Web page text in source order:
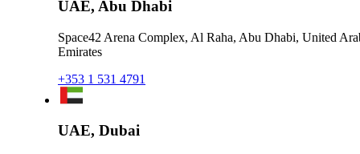
UAE, Abu Dhabi
Space42 Arena Complex, Al Raha, Abu Dhabi, United
Emirates
+353 1 531 4791
UAE, Dubai